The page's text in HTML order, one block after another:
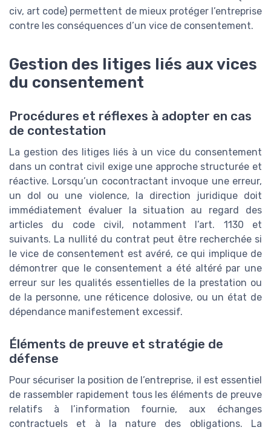
civ, art code) permettent de mieux protéger l’entreprise
contre les conséquences d’un vice de consentement.
Gestion des litiges liés aux vices
du consentement
Procédures et réflexes à adopter en cas
de contestation
La gestion des litiges liés à un vice du consentement
dans un contrat civil exige une approche structurée et
réactive. Lorsqu’un cocontractant invoque une erreur,
un dol ou une violence, la direction juridique doit
immédiatement évaluer la situation au regard des
articles du code civil, notamment l’art. 1130 et
suivants. La nullité du contrat peut être recherchée si
le vice de consentement est avéré, ce qui implique de
démontrer que le consentement a été altéré par une
erreur sur les qualités essentielles de la prestation ou
de la personne, une réticence dolosive, ou un état de
dépendance manifestement excessif.
Éléments de preuve et stratégie de
défense
Pour sécuriser la position de l’entreprise, il est essentiel
de rassembler rapidement tous les éléments de preuve
relatifs à l’information fournie, aux échanges
contractuels et à la nature des obligations. La